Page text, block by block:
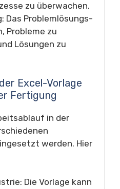
zu überwachen.
Das Problemlösungs-
Probleme zu
Lösungen zu
Excel-Vorlage
Fertigung
in der
werden. Hier
Die Vorlage kann